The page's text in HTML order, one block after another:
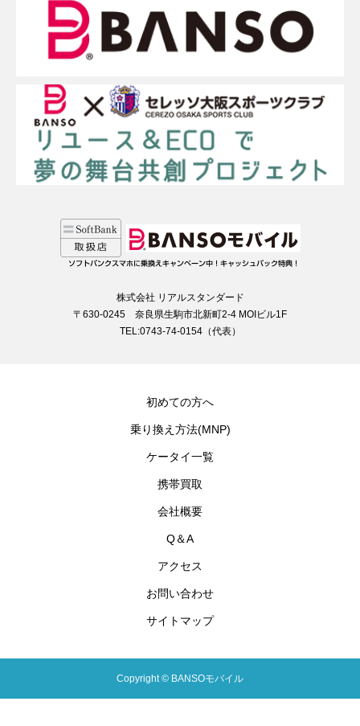
株式会社 リアルスタンダード
〒630-0245 奈良県生駒市北新町2-4 MOIビル1F
TEL:0743-74-0154（代表）
初めての方へ
乗り換え方法(MNP)
ケータイ一覧
携帯買取
会社概要
Q＆A
アクセス
お問い合わせ
サイトマップ
Copyright © BANSOモバイル